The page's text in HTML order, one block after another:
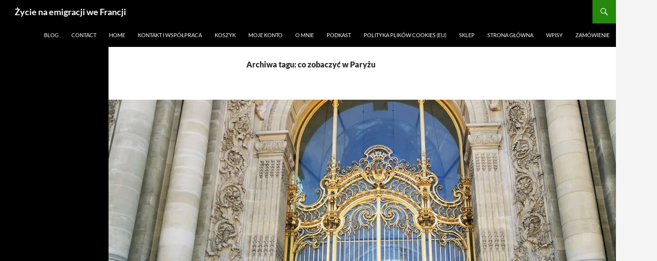
Życie na emigracji we Francji
BLOG CONTACT HOME KONTAKT I WSPÓŁPRACA KOSZYK MOJE KONTO O MNIE PODKAST POLITYKA PLIKÓW COOKIES (EU) SKLEP STRONA GŁÓWNA WPISY ZAMÓWIENIE
Archiwa tagu: co zobaczyć w Paryżu